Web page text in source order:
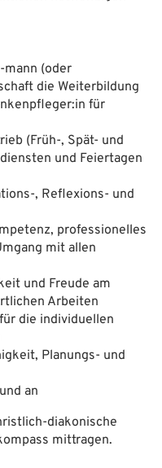
(oder
die Weiterbildung
für
(Früh-, Spät- und
und Feiertagen
, Reflexions- und
professionelles
mit allen
und Freude am
Arbeiten
die individuellen
Planungs- und
an
diakonische
mittragen.